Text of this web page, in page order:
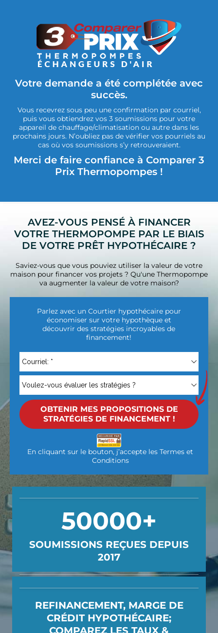
Votre demande a été complétée avec
succès.
Vous recevrez sous peu une confirmation par courriel,
puis vous obtiendrez vos 3 soumissions pour votre
appareil de chauffage/climatisation ou autre dans les
prochains jours. N’oubliez pas de vérifier vos pourriels au
cas où vos soumissions s’y retrouveraient.
Merci de faire confiance à Comparer 3
Prix Thermopompes !
AVEZ-VOUS PENSÉ À FINANCER
VOTRE THERMOPOMPE PAR LE BIAIS
DE VOTRE PRÊT HYPOTHÉCAIRE ?
Saviez-vous que vous pouviez utiliser la valeur de votre
maison pour financer vos projets ? Qu'une Thermopompe
va augmenter la valeur de votre maison?
Parlez avec un Courtier hypothécaire pour
économiser sur votre hypothèque et
découvrir des stratégies incroyables de
financement!
En cliquant sur le bouton, j’accepte les Termes et
Conditions
50000+
SOUMISSIONS REÇUES DEPUIS
2017
REFINANCEMENT, MARGE DE
CRÉDIT HYPOTHÉCAIRE;
COMPAREZ LES TAUX &